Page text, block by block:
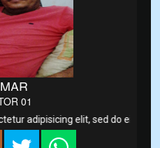
01
adipisicing elit, sed do eiusmod